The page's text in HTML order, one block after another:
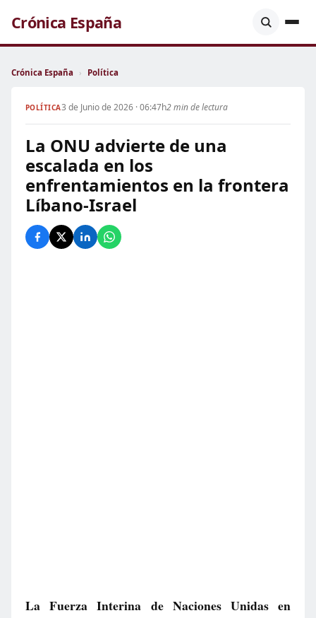
Crónica España
Crónica España › Política
POLÍTICA3 de Junio de 2026 · 06:47h2 min de lectura
La ONU advierte de una
escalada en los
enfrentamientos en la frontera
Líbano-Israel
La Fuerza Interina de Naciones Unidas en